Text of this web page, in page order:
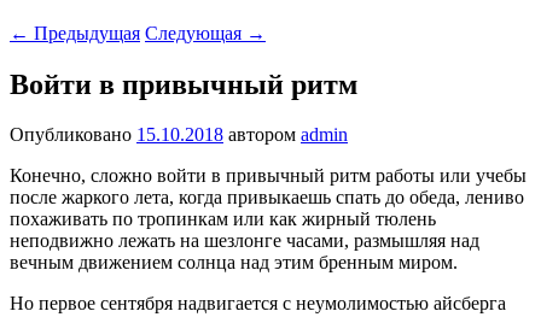
← Предыдущая Следующая →
Войти в привычный ритм
Опубликовано 15.10.2018 автором admin
Конечно, сложно войти в привычный ритм работы или учебы
после жаркого лета, когда привыкаешь спать до обеда, лениво
похаживать по тропинкам или как жирный тюлень
неподвижно лежать на шезлонге часами, размышляя над
вечным движением солнца над этим бренным миром.
Но первое сентября над­вигается с неумолимостью айсберга